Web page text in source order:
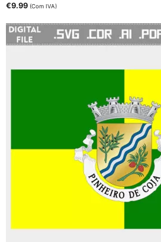
€9.99 (Com IVA)